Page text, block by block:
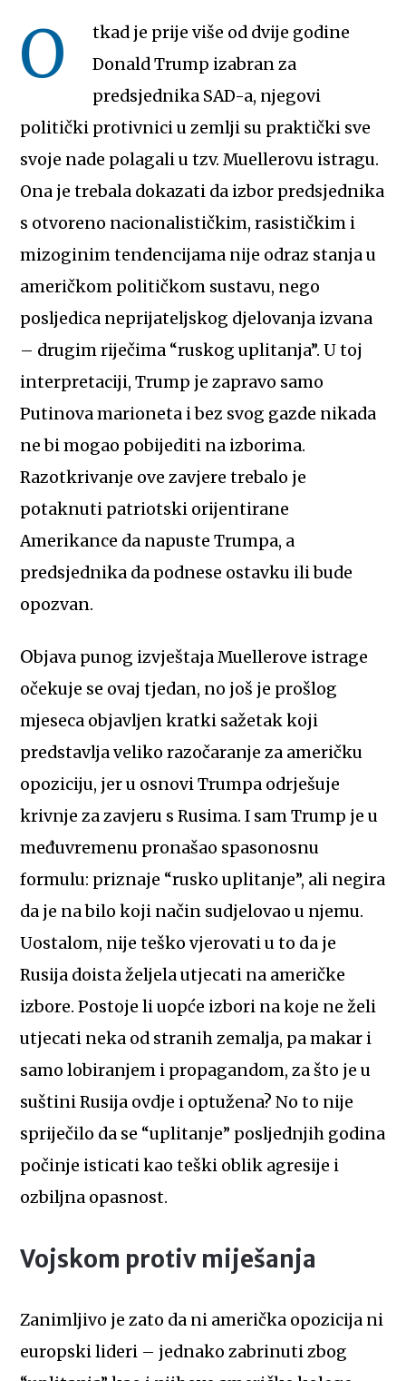
O
tkad je prije više od dvije godine
Donald Trump izabran za
predsjednika SAD-a, njegovi
politički protivnici u zemlji su praktički sve
svoje nade polagali u tzv. Muellerovu istragu.
Ona je trebala dokazati da izbor predsjednika
s otvoreno nacionalističkim, rasističkim i
mizoginim tendencijama nije odraz stanja u
američkom političkom sustavu, nego
posljedica neprijateljskog djelovanja izvana
– drugim riječima “ruskog uplitanja”. U toj
interpretaciji, Trump je zapravo samo
Putinova marioneta i bez svog gazde nikada
ne bi mogao pobijediti na izborima.
Razotkrivanje ove zavjere trebalo je
potaknuti patriotski orijentirane
Amerikance da napuste Trumpa, a
predsjednika da podnese ostavku ili bude
opozvan.
Objava punog izvještaja Muellerove istrage
očekuje se ovaj tjedan, no još je prošlog
mjeseca objavljen kratki sažetak koji
predstavlja veliko razočaranje za američku
opoziciju, jer u osnovi Trumpa odrješuje
krivnje za zavjeru s Rusima. I sam Trump je u
međuvremenu pronašao spasonosnu
formulu: priznaje “rusko uplitanje”, ali negira
da je na bilo koji način sudjelovao u njemu.
Uostalom, nije teško vjerovati u to da je
Rusija doista željela utjecati na američke
izbore. Postoje li uopće izbori na koje ne želi
utjecati neka od stranih zemalja, pa makar i
samo lobiranjem i propagandom, za što je u
suštini Rusija ovdje i optužena? No to nije
spriječilo da se “uplitanje” posljednjih godina
počinje isticati kao teški oblik agresije i
ozbiljna opasnost.
Vojskom protiv miješanja
Zanimljivo je zato da ni američka opozicija ni
europski lideri – jednako zabrinuti zbog